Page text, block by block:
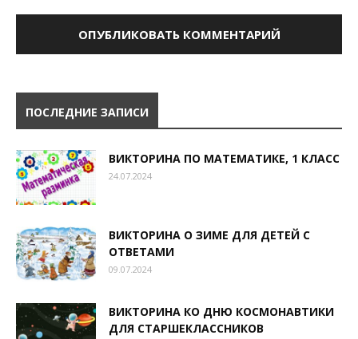
ПОСЛЕДНИЕ ЗАПИСИ
ВИКТОРИНА ПО МАТЕМАТИКЕ, 1 КЛАСС
24.07.2024
ВИКТОРИНА О ЗИМЕ ДЛЯ ДЕТЕЙ С
ОТВЕТАМИ
09.07.2024
ВИКТОРИНА КО ДНЮ КОСМОНАВТИКИ
ДЛЯ СТАРШЕКЛАССНИКОВ